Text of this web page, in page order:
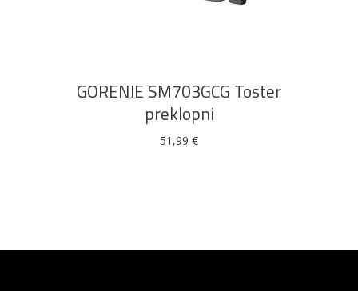
DODAJ U KOŠARICU
GORENJE SM703GCG Toster
preklopni
51,99 €